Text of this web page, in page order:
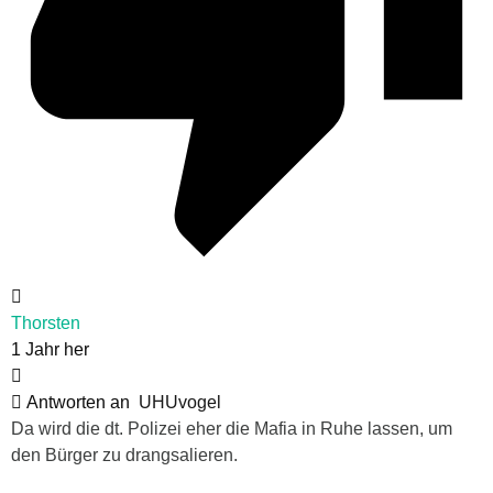
Thorsten
1 Jahr her
Antworten an UHUvogel
Da wird die dt. Polizei eher die Mafia in Ruhe lassen, um
den Bürger zu drangsalieren.